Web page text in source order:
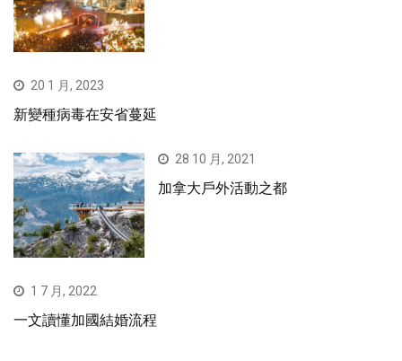
20 1 月, 2023
新變種病毒在安省蔓延
28 10 月, 2021
加拿大戶外活動之都
1 7 月, 2022
一文讀懂加國結婚流程